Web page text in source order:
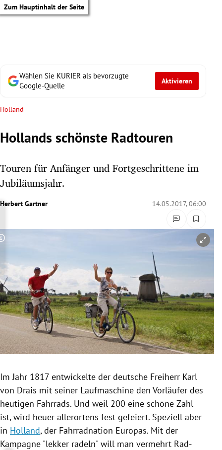
Zum Hauptinhalt der Seite
Untermenü
Untermenü
Untermenü
Untermenü
Untermenü
Untermenü
Untermenü
Untermenü
Untermenü
Wählen Sie KURIER als bevorzugte
Google-Quelle
Aktivieren
Holland
Hollands schönste Radtouren
Touren für Anfänger und Fortgeschrittene im
Jubiläumsjahr.
Herbert Gartner 14.05.2017, 06:00
Copyright-Hinweis öffnen/schließen
Im Jahr 1817 entwickelte der deutsche Freiherr Karl
von Drais mit seiner Laufmaschine den Vorläufer des
heutigen Fahrrads. Und weil 200 eine schöne Zahl
ist, wird heuer allerortens fest gefeiert. Speziell aber
in Holland, der Fahrradnation Europas. Mit der
Kampagne "lekker radeln" will man vermehrt Rad-